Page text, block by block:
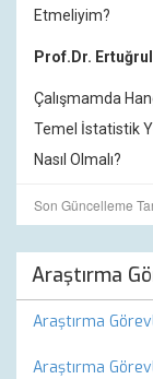
Etmeliyim?
Prof.Dr.
Çalışmamda
Temel İstatistik
Nasıl Olmalı?
Son Güncelleme
Araştırma
Araştırma
Araştırma